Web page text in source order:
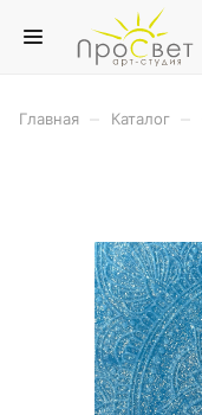
Главная Каталог